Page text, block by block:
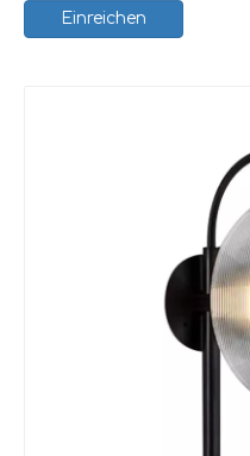
Einreichen